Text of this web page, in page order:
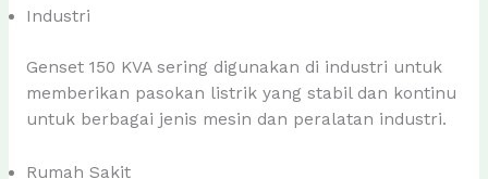
Industri
Genset 150 KVA sering digunakan di industri untuk
memberikan pasokan listrik yang stabil dan kontinu
untuk berbagai jenis mesin dan peralatan industri.
Rumah Sakit